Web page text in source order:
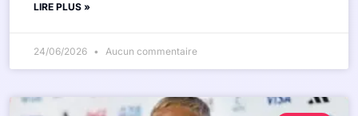
LIRE PLUS »
24/06/2026 Aucun commentaire